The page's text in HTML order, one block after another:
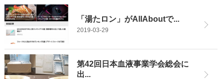
「湯たロン」がAllAboutで...
2019-03-29
第42回日本血液事業学会総会に
出...